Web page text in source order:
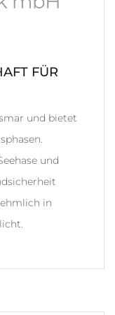
FÜR
und bietet
und
in